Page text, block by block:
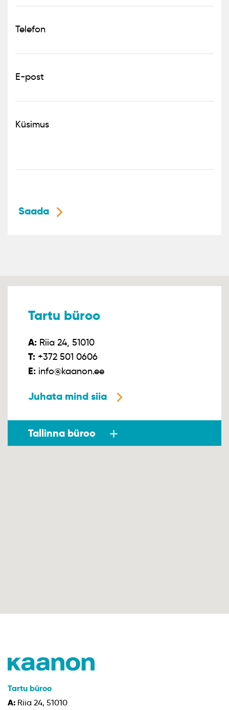
Telefon
E-post
Küsimus
Saada
Tartu büroo
A: Riia 24, 51010
T: +372 501 0606
E: info@kaanon.ee
Juhata mind siia
Tallinna büroo
Tartu büroo
A: Riia 24, 51010